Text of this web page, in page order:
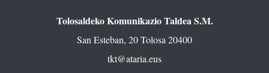
Tolosaldeko Komunikazio Taldea S.M.
San Esteban, 20 Tolosa 20400
tkt@ataria.eus